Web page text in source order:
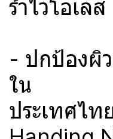
ร้าไวโอเลส
- ปกป้องผิ
ใน
ประเทศไ